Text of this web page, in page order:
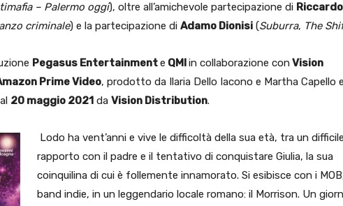
– Palermo oggi), oltre all’amichevole partecipazione di
criminale) e la partecipazione di Adamo Dionisi (Suburra, The
Pegasus Entertainmente QMIin collaborazione conVision
Prime Video, prodotto da Ilaria Dello Iacono e Martha Capello
20 maggio 2021 da Vision Distribution.
Lodo ha vent’anni e vive le difficoltà della sua età, tra un difficile
rapporto con il padre e il tentativo di conquistare Giulia, la sua
coinquilina di cui è follemente innamorato. Si esibisce con i
band indie, in un leggendario locale romano: il Morrison. Un